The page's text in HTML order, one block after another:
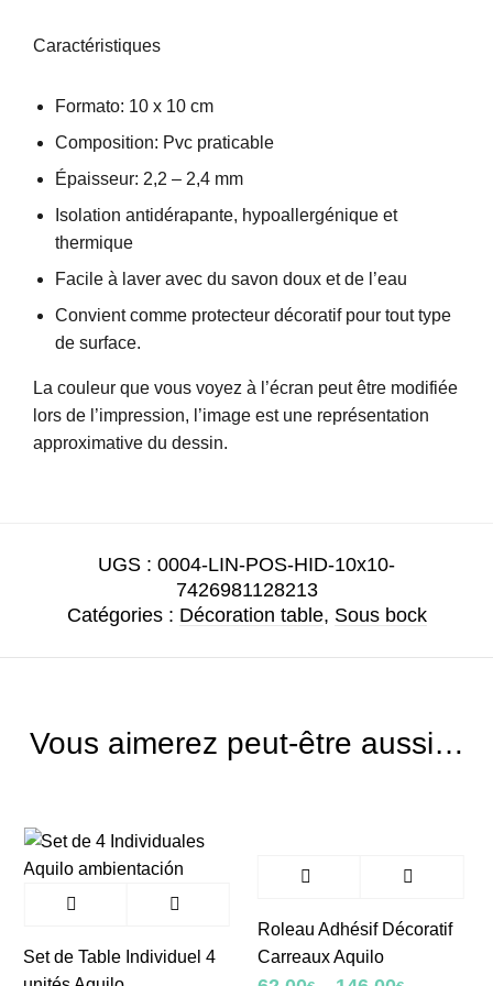
Caractéristiques
Formato: 10 x 10 cm
Composition: Pvc praticable
Épaisseur: 2,2 – 2,4 mm
Isolation antidérapante, hypoallergénique et
thermique
Facile à laver avec du savon doux et de l’eau
Convient comme protecteur décoratif pour tout type
de surface.
La couleur que vous voyez à l’écran peut être modifiée
lors de l’impression, l’image est une représentation
approximative du dessin.
UGS : 0004-LIN-POS-HID-10x10-
7426981128213
Catégories : Décoration table, Sous bock
Vous aimerez peut-être aussi…
de Table Individuel 4
Roleau Adhésif Décoratif
Carreaux Aquilo